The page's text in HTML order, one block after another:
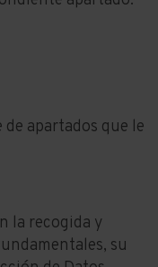
apartados que le
la recogida y
su